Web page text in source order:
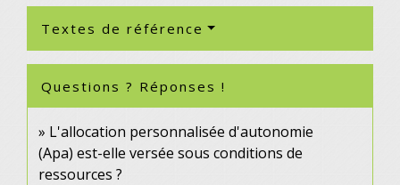
Textes de référence
Questions ? Réponses !
L'allocation personnalisée d'autonomie
(Apa) est-elle versée sous conditions de
ressources ?